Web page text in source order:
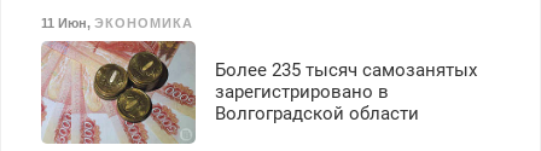
11 Июн, ЭКОНОМИКА
Более 235 тысяч самозанятых
зарегистрировано в
Волгоградской области